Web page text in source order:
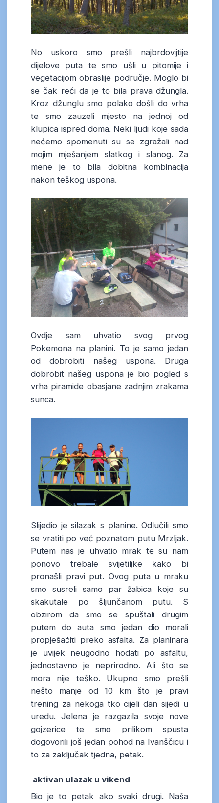
No uskoro smo prešli najbrdovijtije
dijelove puta te smo ušli u pitomije i
vegetacijom obraslije područje. Moglo bi
se čak reći da je to bila prava džungla.
Kroz džunglu smo polako došli do vrha
te smo zauzeli mjesto na jednoj od
klupica ispred doma. Neki ljudi koje sada
nećemo spomenuti su se zgražali nad
mojim mješanjem slatkog i slanog. Za
mene je to bila dobitna kombinacija
nakon teškog uspona.
Ovdje sam uhvatio svog prvog
Pokemona na planini. To je samo jedan
od dobrobiti našeg uspona. Druga
dobrobit našeg uspona je bio pogled s
vrha piramide obasjane zadnjim zrakama
sunca.
Slijedio je silazak s planine. Odlučili smo
se vratiti po već poznatom putu Mrzljak.
Putem nas je uhvatio mrak te su nam
ponovo trebale svijetiljke kako bi
pronašli pravi put. Ovog puta u mraku
smo susreli samo par žabica koje su
skakutale po šljunčanom putu. S
obzirom da smo se spuštali drugim
putem do auta smo jedan dio morali
propješaćiti preko asfalta. Za planinara
je uvijek neugodno hodati po asfaltu,
jednostavno je neprirodno. Ali što se
mora nije teško. Ukupno smo prešli
nešto manje od 10 km što je pravi
trening za nekoga tko cijeli dan sijedi u
uredu. Jelena je razgazila svoje nove
gojzerice te smo prilikom spusta
dogovorili još jedan pohod na Ivanščicu i
to za zaključak tjedna, petak.
aktivan ulazak u vikend
Bio je to petak ako svaki drugi. Naša